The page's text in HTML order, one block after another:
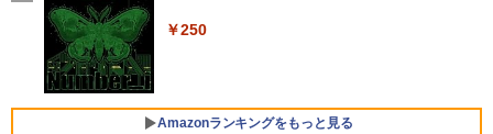
リング ANC 36時間再生
￥250
Amazonランキングをもっと見る